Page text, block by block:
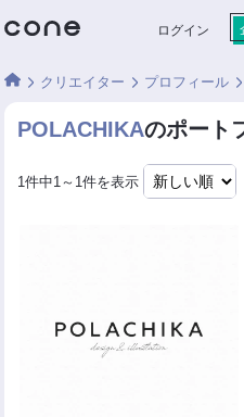
ログイン
クリエイター プロフィール
POLACHIKAのポート
1件中1～1件を表示